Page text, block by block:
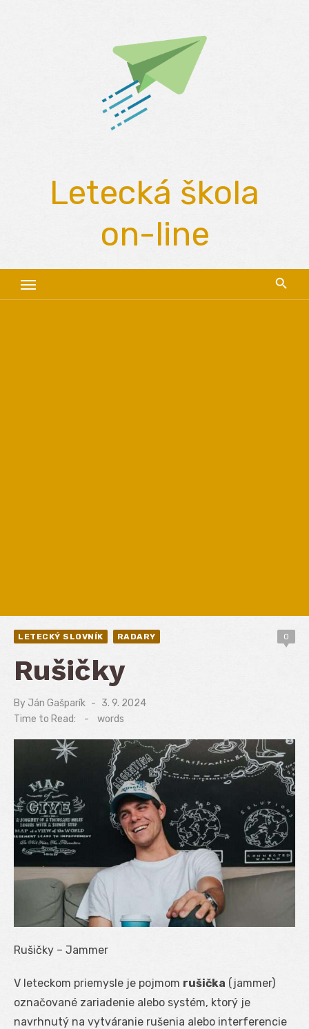
Letecká škola
on-line
LETECKÝ SLOVNÍK RADARY 0
Rušičky
By Ján Gašparík
Posted
on
3. 9. 2024
Time to Read:
- words
Rušičky – Jammer
V leteckom priemysle je pojmom rušička (jammer)
označované zariadenie alebo systém, ktorý je
navrhnutý na vytváranie rušenia alebo interferencie